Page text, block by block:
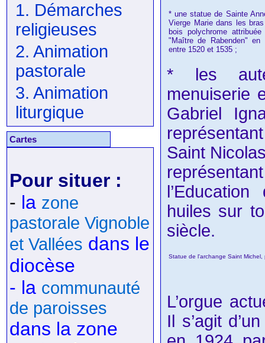
1. Démarches
religieuses
2. Animation
pastorale
3. Animation
liturgique
Cartes
Pour situer :
- la zone
pastorale Vignoble
et Vallées dans le
diocèse
- la communauté
de paroisses
dans la zone
* une statue de Sainte
Vierge Marie dans les
bois polychrome
"Maître de Rabenden" en
entre 1520 et 1535 ;
* les
menuiserie
Gabriel
Saint
huiles sur
siècle.
Statue de l'archange Saint Michel,
L’orgue
Il s’agit